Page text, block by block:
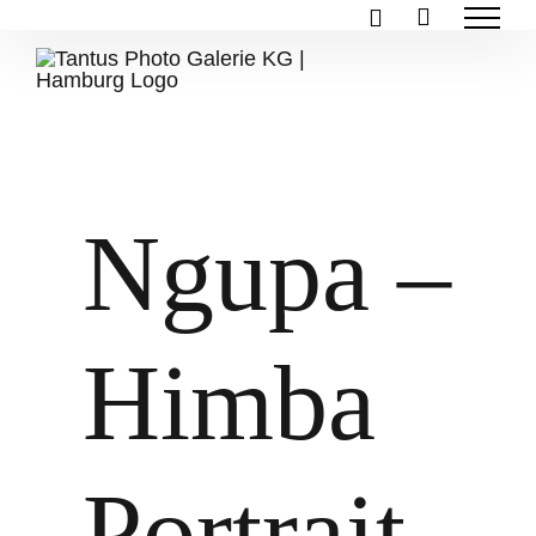
Inhalt
springen
Ngupa –
Himba